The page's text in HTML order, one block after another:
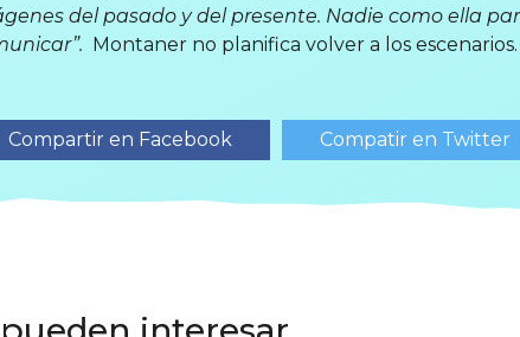
del pasado y del presente. Nadie como ella
Montaner no planifica volver a los escenarios.
Compartir en Facebook Compatir en Twitter